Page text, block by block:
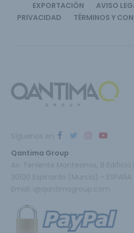
EXPORTACIÓN
AVISO
PRIVACIDAD
TÉRMINOS Y
Qantima Group